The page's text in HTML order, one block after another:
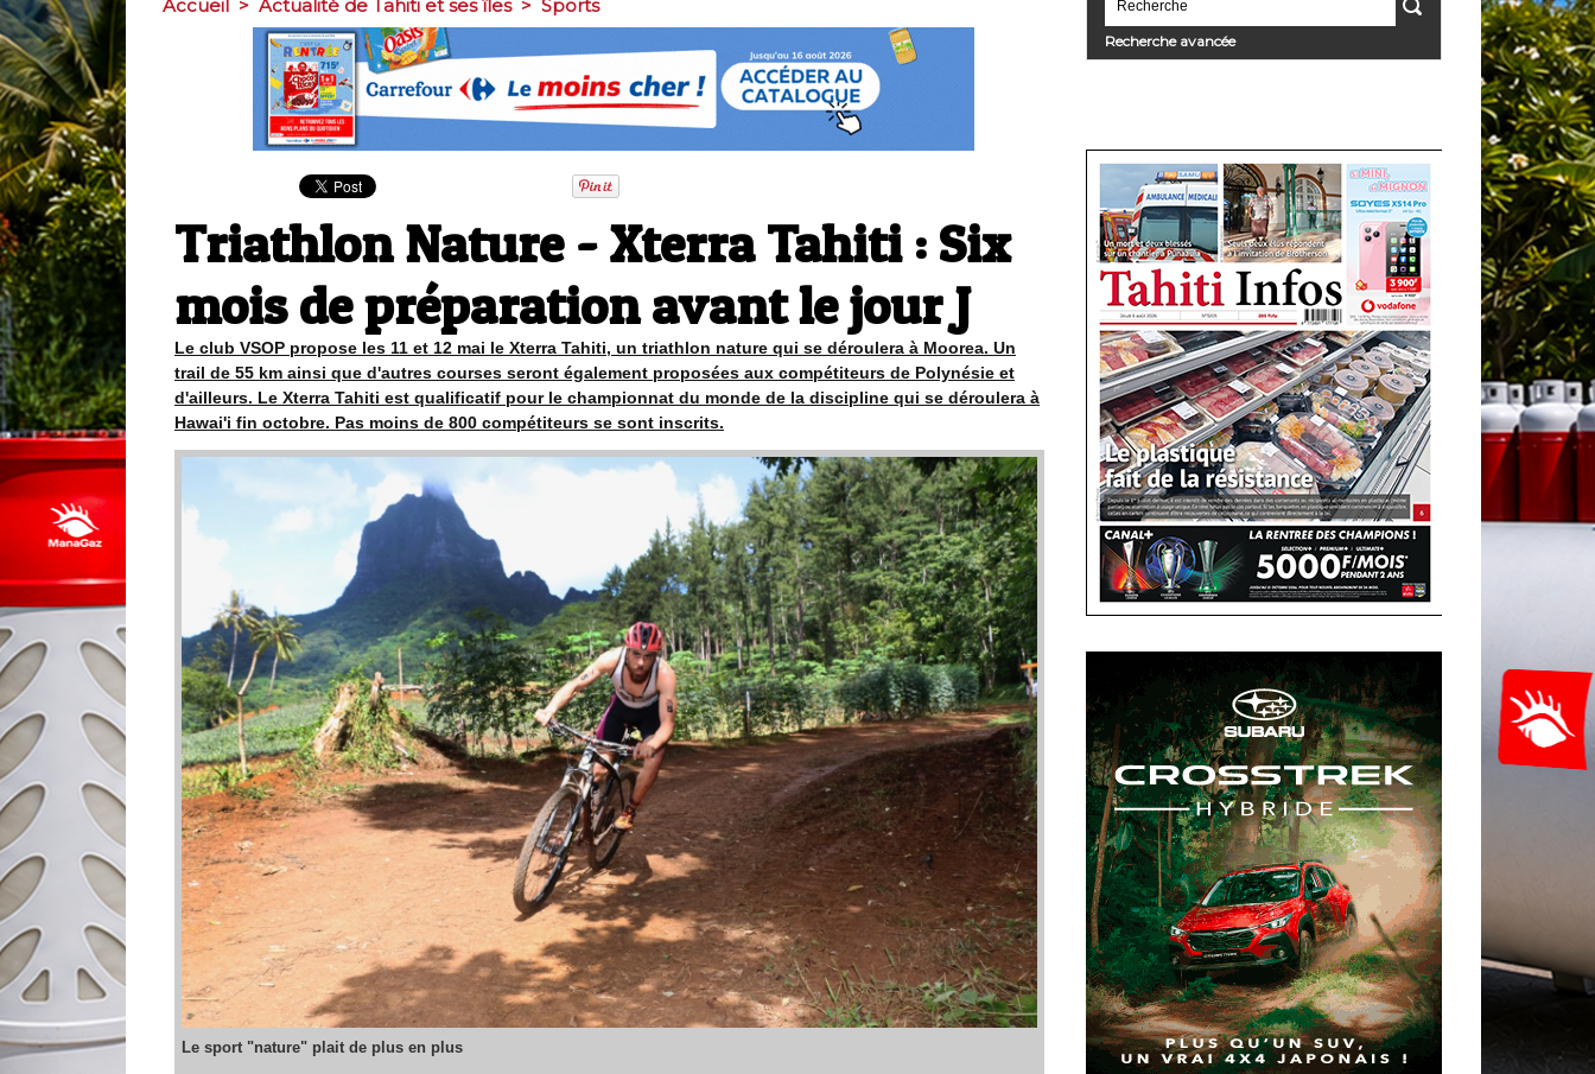
Accueil > Actualité de Tahiti et ses îles > Sports
Triathlon Nature - Xterra Tahiti : Six
mois de préparation avant le jour J
Le club VSOP propose les 11 et 12 mai le Xterra Tahiti, un triathlon nature qui se déroulera à Moorea. Un
trail de 55 km ainsi que d'autres courses seront également proposées aux compétiteurs de Polynésie et
d'ailleurs. Le Xterra Tahiti est qualificatif pour le championnat du monde de la discipline qui se déroulera à
Hawai'i fin octobre. Pas moins de 800 compétiteurs se sont inscrits.
Le sport "nature" plait de plus en plus
Recherche avancée